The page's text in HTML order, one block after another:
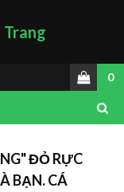
Trang
0
ĐỎ RỰC
BẠN. CÁ